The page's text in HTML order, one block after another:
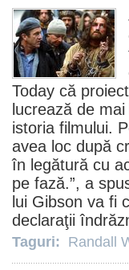
Today că
lucrează de
istoria filmului.
avea loc după
în legătură cu
pe fază.”, a
lui Gibson va fi
declaraţii
Taguri: Randall